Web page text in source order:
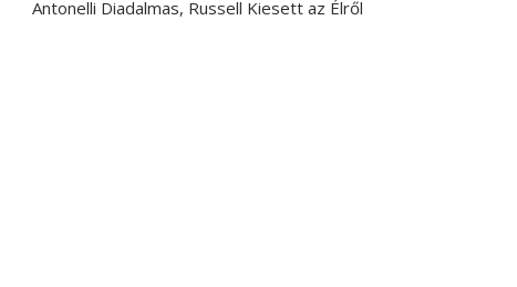
Antonelli Diadalmas, Russell Kiesett az Élről